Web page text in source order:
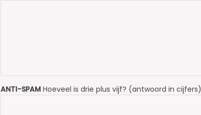
ANTI-SPAM Hoeveel is drie plus vijf? (antwoord in cijfers)